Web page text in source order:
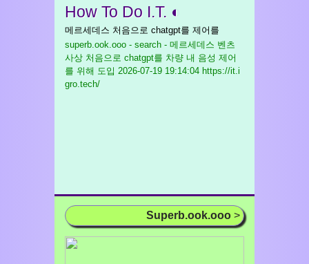
How To Do I.T. ◐
메르세데스 처음으로 chatgpt를 제어를
superb.ook.ooo - search - 메르세데스 벤츠
사상 처음으로 chatgpt를 차량 내 음성 제어
를 위해 도입 2026-07-19 19:14:04 https://it.i
gro.tech/
Superb.ook.ooo >